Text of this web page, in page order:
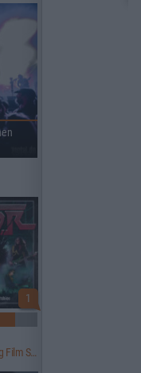
1
Live At Gothenburg Film Studios